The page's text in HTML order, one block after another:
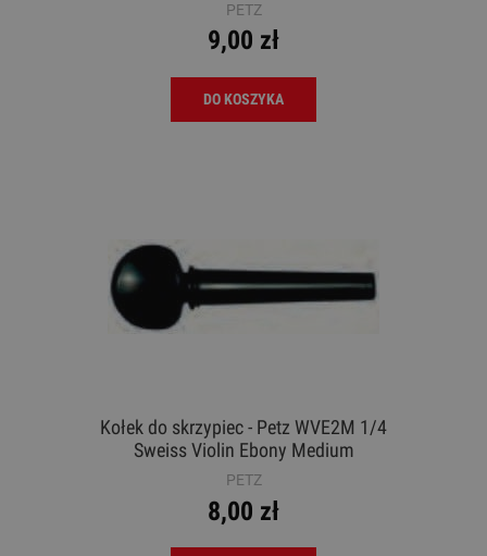
PETZ
9,00 zł
DO KOSZYKA
Kołek do skrzypiec - Petz WVE2M 1/4
Sweiss Violin Ebony Medium
PETZ
8,00 zł